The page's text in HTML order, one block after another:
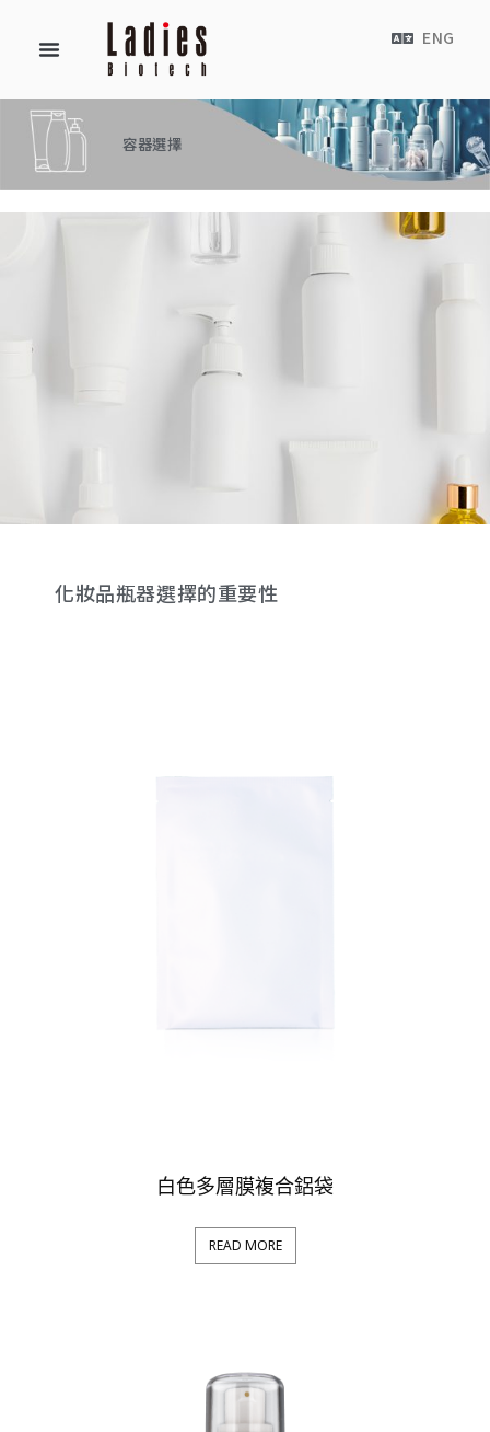
ENG
容器選擇
化妝品瓶器選擇的重要性
白色多層膜複合鋁袋
READ MORE